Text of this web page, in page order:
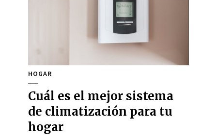
HOGAR
Cuál es el mejor sistema
de climatización para tu
hogar